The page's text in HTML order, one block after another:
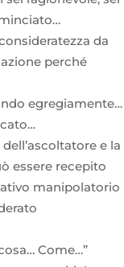
da
perché
egregiamente…
e la
essere recepito
manipolatorio
Come…”